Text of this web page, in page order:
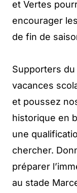
et Vertes
encourager
de fin de
Supporters
vacances
et poussez
historique en
une
chercher.
préparer
au stade